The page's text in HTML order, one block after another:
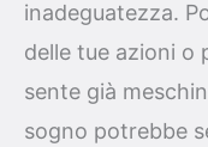
inadeguatezza.
delle tue azioni o
sente già
sogno potrebbe